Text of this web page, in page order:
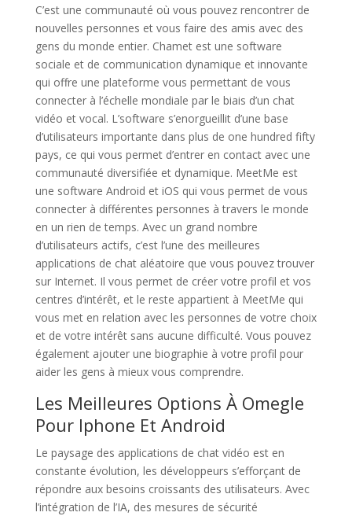
C’est une communauté où vous pouvez rencontrer de
nouvelles personnes et vous faire des amis avec des
gens du monde entier. Chamet est une software
sociale et de communication dynamique et innovante
qui offre une plateforme vous permettant de vous
connecter à l’échelle mondiale par le biais d’un chat
vidéo et vocal. L’software s’enorgueillit d’une base
d’utilisateurs importante dans plus de one hundred fifty
pays, ce qui vous permet d’entrer en contact avec une
communauté diversifiée et dynamique. MeetMe est
une software Android et iOS qui vous permet de vous
connecter à différentes personnes à travers le monde
en un rien de temps. Avec un grand nombre
d’utilisateurs actifs, c’est l’une des meilleures
applications de chat aléatoire que vous pouvez trouver
sur Internet. Il vous permet de créer votre profil et vos
centres d’intérêt, et le reste appartient à MeetMe qui
vous met en relation avec les personnes de votre choix
et de votre intérêt sans aucune difficulté. Vous pouvez
également ajouter une biographie à votre profil pour
aider les gens à mieux vous comprendre.
Les Meilleures Options À Omegle
Pour Iphone Et Android
Le paysage des applications de chat vidéo est en
constante évolution, les développeurs s’efforçant de
répondre aux besoins croissants des utilisateurs. Avec
l’intégration de l’IA, des mesures de sécurité